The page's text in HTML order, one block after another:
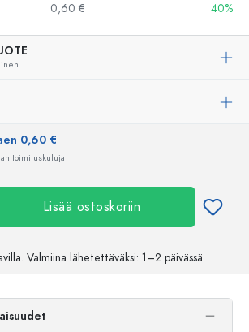
0,60 € 40%
0,60 €
toimituskuluja
Lisää ostoskoriin
Valmiina lähetettäväksi: 1–2 päivässä